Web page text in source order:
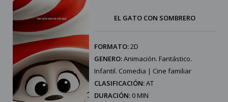
EL GATO CON SOMBRERO
FORMATO:2D
GENERO:Animación. Fantástico.
Infantil. Comedia | Cine familiar
CLASIFICACIÓN:AT
DURACIÓN: 0 MIN